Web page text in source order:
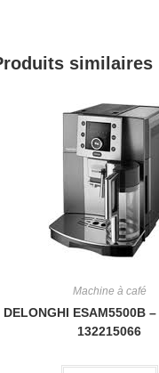
similaires
Machine à café
DELONGHI ESAM5500B –
132215066